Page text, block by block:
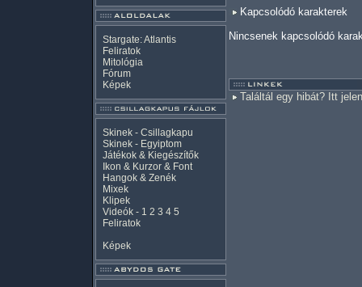
Stargate: Atlantis
Feliratok
Mitológia
Fórum
Képek
Skinek - Csillagkapu
Skinek - Egyiptom
Játékok & Kiegészítők
Ikon & Kurzor & Font
Hangok & Zenék
Mixek
Klipek
Videók - 1 2 3 4 5
Feliratok
Képek
Kapcsolódó karakterek
Nincsenek kapcsolódó
Találtál egy hibát? Itt